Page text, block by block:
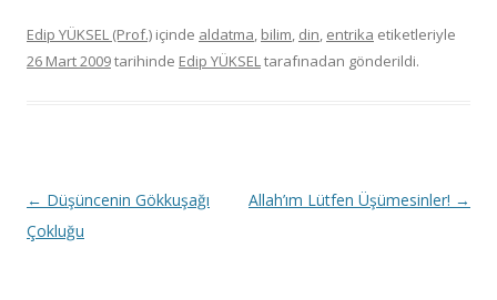
Edip YÜKSEL (Prof.) içinde aldatma, bilim, din, entrika etiketleriyle
26 Mart 2009tarihinde Edip YÜKSELtarafınadan gönderildi.
Y
a
← Düşüncenin Gökkuşağı
Çokluğu
Allah’ım Lütfen Üşümesinler! →